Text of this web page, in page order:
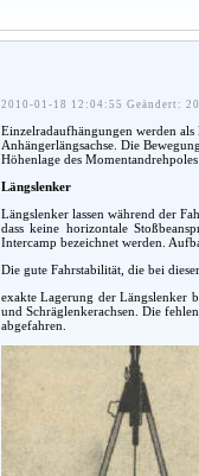
2010-01-18 12:04:55 Geändert:
Einzelradaufhängungen werden
Anhängerlängsachse. Die
Höhenlage des
Längslenker
Längslenker lassen während der
dass keine horizontale
Intercamp bezeichnet werden.
Die gute Fahrstabilität, die bei
exakte Lagerung der Längslenker
und Schräglenkerachsen. Die
abgefahren.